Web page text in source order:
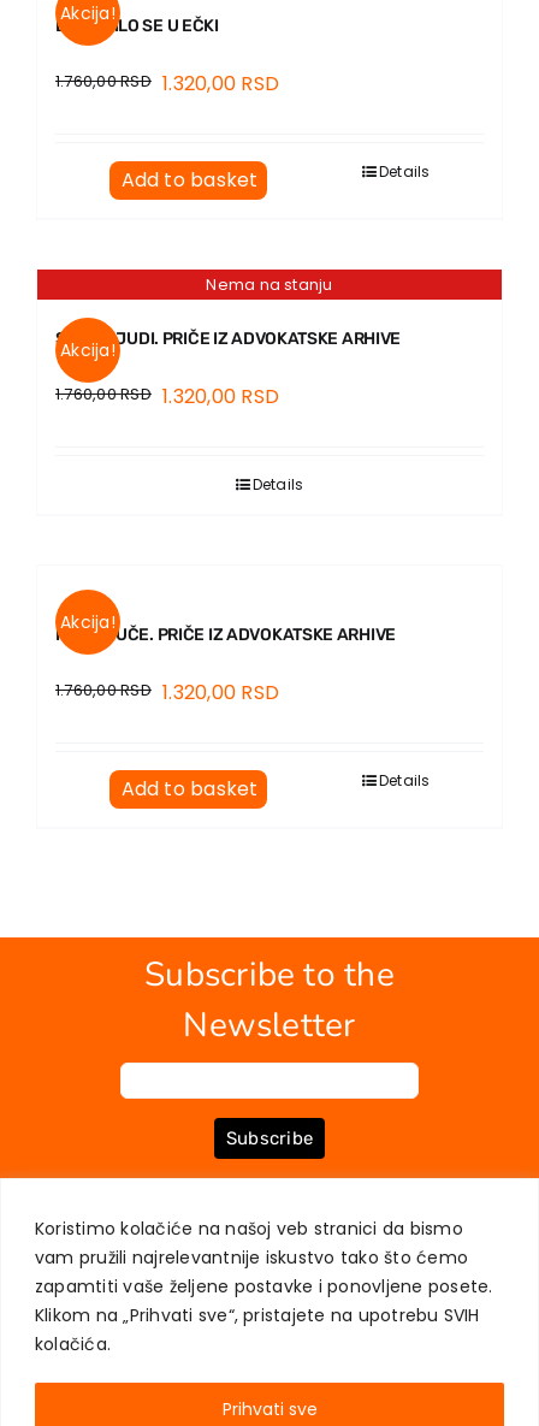
Koristimo kolačiće na našoj veb stranici da bismo
vam pružili najrelevantnije iskustvo tako što ćemo
zapamtiti vaše željene postavke i ponovljene posete.
Klikom na „Prihvati sve“, pristajete na upotrebu SVIH
kolačića.
Prihvati sve
Akcija!
DOGODILO SE U EČKI
1.760,00RSD 1.320,00 RSD
Add to basket Details
Nema na stanju
Akcija!
SPISI I LJUDI. PRIČE IZ ADVOKATSKE ARHIVE
1.760,00RSD 1.320,00 RSD
Details
Akcija!
PUT U JUČE. PRIČE IZ ADVOKATSKE ARHIVE
1.760,00RSD 1.320,00 RSD
Add to basket Details
Subscribe to the
Newsletter
Subscribe
USER PRIVACY PROTECTION